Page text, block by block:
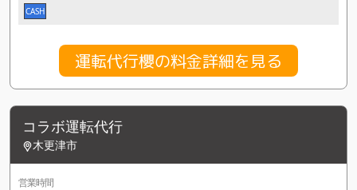
CASH
運転代行櫻の料金詳細を見る
コラボ運転代行
木更津市
営業時間